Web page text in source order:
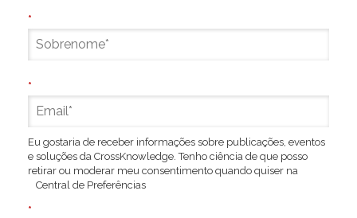
*
*
Eu gostaria de receber informações sobre publicações, eventos
e soluções da CrossKnowledge. Tenho ciência de que posso
retirar ou moderar meu consentimento quando quiser na
Central de Preferências
*